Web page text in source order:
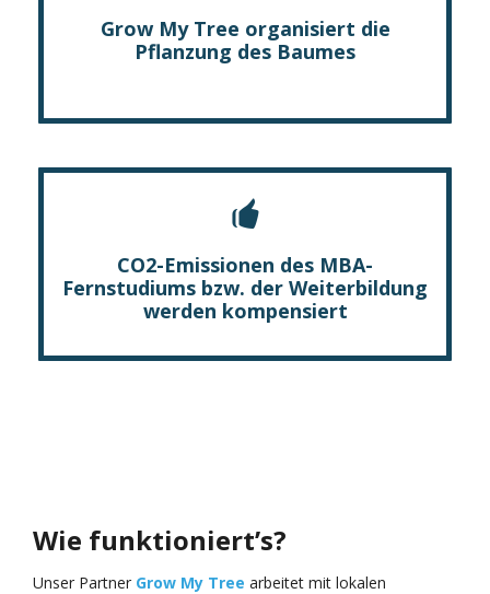
Grow My Tree organisiert die
Pflanzung des Baumes
CO2-Emissionen des MBA-
Fernstudiums bzw. der Weiterbildung
werden kompensiert
Wie funktioniert’s?
Unser Partner Grow My Tree arbeitet mit lokalen